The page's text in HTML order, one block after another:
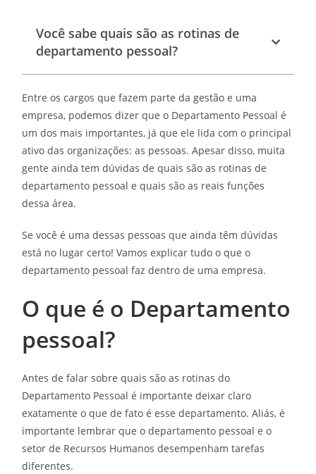
Você sabe quais são as rotinas de
departamento pessoal?
Entre os cargos que fazem parte da gestão e uma
empresa, podemos dizer que o Departamento Pessoal é
um dos mais importantes, já que ele lida com o principal
ativo das organizações: as pessoas. Apesar disso, muita
gente ainda tem dúvidas de quais são as rotinas de
departamento pessoal e quais são as reais funções
dessa área.
Se você é uma dessas pessoas que ainda têm dúvidas
está no lugar certo! Vamos explicar tudo o que o
departamento pessoal faz dentro de uma empresa.
O que é o Departamento
pessoal?
Antes de falar sobre quais são as rotinas do
Departamento Pessoal é importante deixar claro
exatamente o que de fato é esse departamento. Aliás, é
importante lembrar que o departamento pessoal e o
setor de Recursos Humanos desempenham tarefas
diferentes.